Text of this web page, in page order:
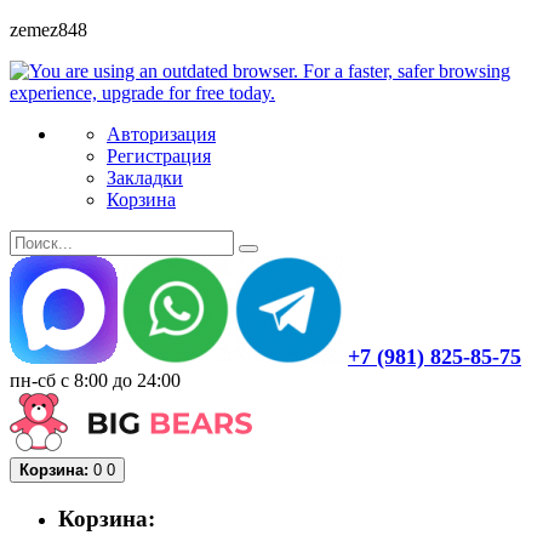
zemez848
Авторизация
Регистрация
Закладки
Корзина
+7 (981) 825-85-75
пн-сб с 8:00 до 24:00
Корзина: 0 0
Корзина: